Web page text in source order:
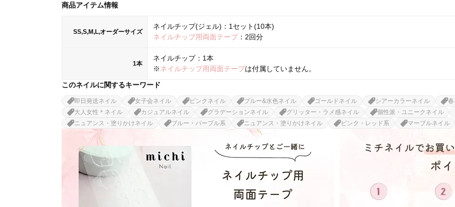
商品アイテム情報
SS,S,M,L,オーダーサイズ
ネイルチップ(ジェル)：1セット(10本)
ネイルチップ用両面テープ：2回分
1本
ネイルチップ：1本
※ネイルチップ用両面テープは付属していません。
このネイルに関するキーワード
即日発送ネイル 女子会ネイル ピンクネイル ブルー&水色ネイル ゴールドネイル シアーカラーネイル
大人女性＊ネイル
カジュアルネイル グラデーションネイル グリッター・ラメ感ネイル 個性派・ユニークネイル
ニュアンス・塗りかけネイル
ブルー・パープル系 ニュアンス・塗りかけネイル ピンク・レッド系 マーブルネイル